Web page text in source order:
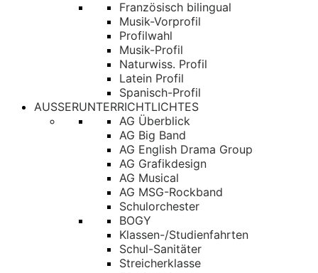
Französisch bilingual
Musik-Vorprofil
Profilwahl
Musik-Profil
Naturwiss. Profil
Latein Profil
Spanisch-Profil
AUSSERUNTERRICHTLICHTES
AG Überblick
AG Big Band
AG English Drama Group
AG Grafikdesign
AG Musical
AG MSG-Rockband
Schulorchester
BOGY
Klassen-/Studienfahrten
Schul-Sanitäter
Streicherklasse